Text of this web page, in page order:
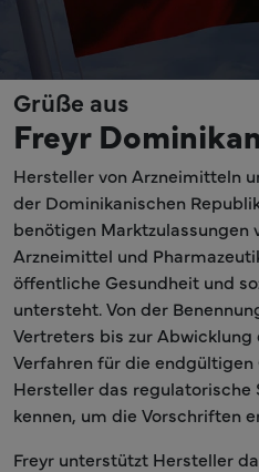
Grüße aus
Freyr
Hersteller von Arzneimitteln
der Dominikanischen
benötigen
Arzneimittel und
öffentliche Gesundheit und
untersteht. Von der
Vertreters bis zur
Verfahren für die
Hersteller das regulatorische
kennen, um die Vorschriften
Freyr unterstützt Hersteller